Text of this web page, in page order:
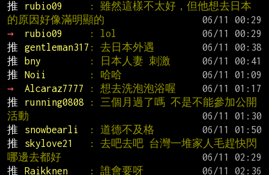
推
rubio09
: 雖然這樣不太好，但他想去日本
的原因好像滿明顯的
→
rubio09 : lol
推
gentleman317 : 去日本外遇
推
bny : 日本人妻 刺激
推
Noii : 哈哈
→
Alcaraz7777 : 想去洗泡泡浴喔
推
running0808
: 三個月過了嗎 不是不能參加公開
活動
推
snowbearli : 道德不及格
推
skylove21
: 去吧去吧 台灣一堆家人毛趕快閃
哪邊去都好
推
Raikknen : 誰會要呀